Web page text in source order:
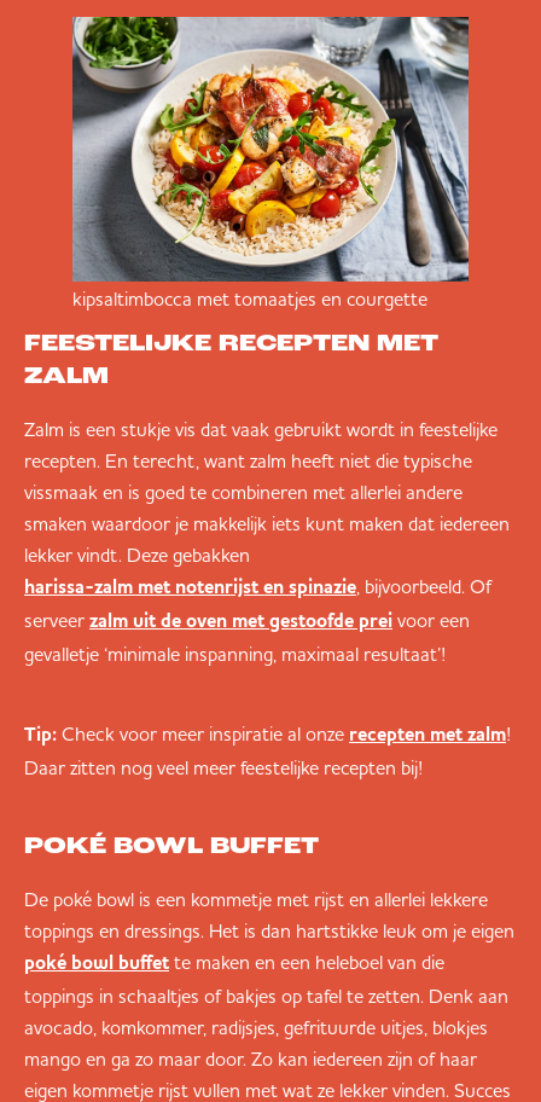
kipsaltimbocca met tomaatjes en courgette
FEESTELIJKE RECEPTEN MET
ZALM
Zalm is een stukje vis dat vaak gebruikt wordt in feestelijke
recepten. En terecht, want zalm heeft niet die typische
vissmaak en is goed te combineren met allerlei andere
smaken waardoor je makkelijk iets kunt maken dat iedereen
lekker vindt. Deze gebakken
harissa-zalm met notenrijst en spinazie, bijvoorbeeld. Of
serveer zalm uit de oven met gestoofde prei voor een
gevalletje ‘minimale inspanning, maximaal resultaat’!
Tip: Check voor meer inspiratie al onze recepten met zalm!
Daar zitten nog veel meer feestelijke recepten bij!
POKÉ BOWL BUFFET
De poké bowl is een kommetje met rijst en allerlei lekkere
toppings en dressings. Het is dan hartstikke leuk om je eigen
poké bowl buffet te maken en een heleboel van die
toppings in schaaltjes of bakjes op tafel te zetten. Denk aan
avocado, komkommer, radijsjes, gefrituurde uitjes, blokjes
mango en ga zo maar door. Zo kan iedereen zijn of haar
eigen kommetje rijst vullen met wat ze lekker vinden. Succes